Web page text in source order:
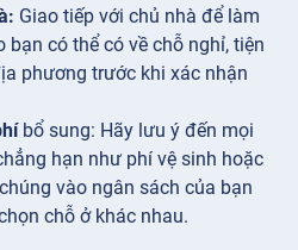
Giao tiếp với chủ nhà để làm
bạn có thể có về chỗ nghỉ, tiện
phương trước khi xác nhận
bổ sung: Hãy lưu ý đến mọi
hạn như phí vệ sinh hoặc
vào ngân sách của bạn
chỗ ở khác nhau.